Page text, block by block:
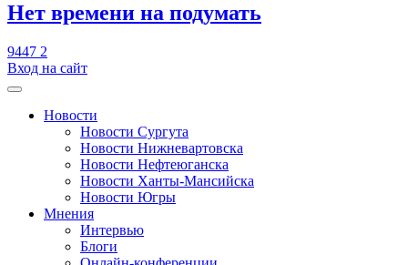
​Нет времени на подумать
9447 2
Вход на сайт
Новости
Новости Сургута
Новости Нижневартовска
Новости Нефтеюганска
Новости Ханты-Мансийска
Новости Югры
Мнения
Интервью
Блоги